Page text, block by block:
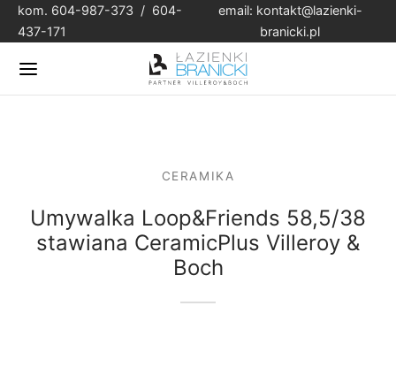
kom. 604-987-373 / 604-
437-171
email: kontakt@lazienki-
branicki.pl
CERAMIKA
Umywalka Loop&Friends 58,5/38
stawiana CeramicPlus Villeroy &
Boch